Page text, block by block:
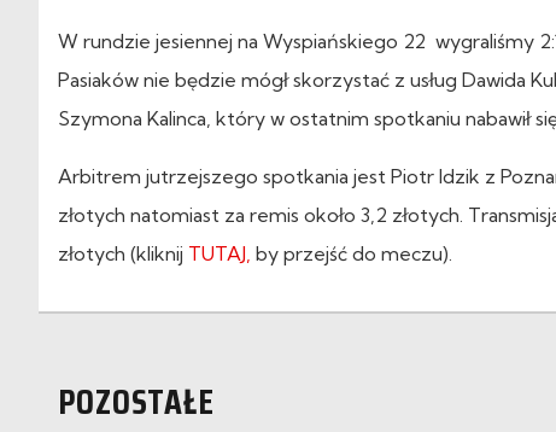
W rundzie jesiennej na Wyspiańskiego 22 wygraliśmy
Pasiaków nie będzie mógł skorzystać z usług Dawida
Szymona Kalinca, który w ostatnim spotkaniu nabawił
Arbitrem jutrzejszego spotkania jest Piotr Idzik z
złotych natomiast za remis około 3,2 złotych.
złotych (kliknij TUTAJ, by przejść do meczu).
POZOSTAŁE